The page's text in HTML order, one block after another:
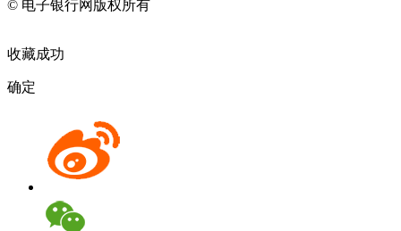
© 电子银行网版权所有
收藏成功
确定